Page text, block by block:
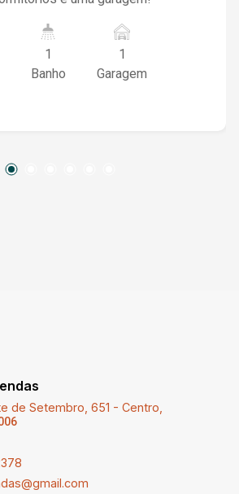
1
Banho
1
Garagem
de Setembro, 651 - Centro,